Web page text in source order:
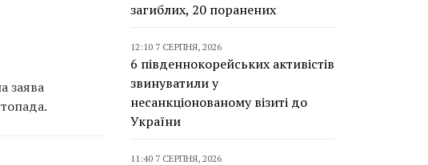
заява
загиблих, 20 поранених
12:10 7 СЕРПНЯ, 2026
6 південнокорейських активістів
звинуватили у
несанкціонованому візиті до
України
11:40 7 СЕРПНЯ, 2026